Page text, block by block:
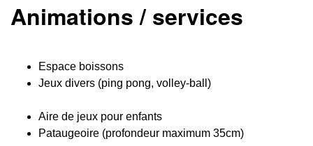
Animations / services
Espace boissons
Jeux divers (ping pong, volley-ball)
Aire de jeux pour enfants
Pataugeoire (profondeur maximum 35cm)